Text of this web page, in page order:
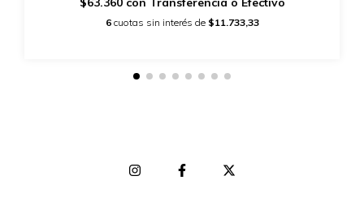
6 cuotas sin interés de $11.733,33